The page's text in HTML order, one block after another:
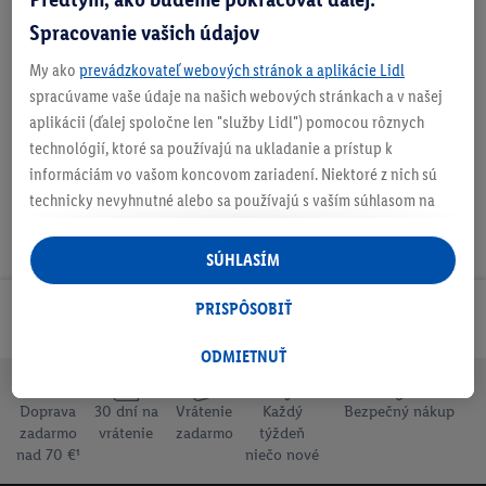
O produkte
Odoberaj Newsletter!
Doprava
zadarmo
nad 70 €¹
30 dní na
vrátenie
Vrátenie
zadarmo
Každý
týždeň
niečo nové
Bezpečný nákup
Spracovanie vašich údajov
My ako prevádzkovateľ webových stránok a aplikácie Lidl
spracúvame vaše údaje na našich webových stránkach a v našej
aplikácii (ďalej spoločne len "služby Lidl") pomocou rôznych
technológií, ktoré sa používajú na ukladanie a prístup k
informáciám vo vašom koncovom zariadení. Niektoré z nich sú
technicky nevyhnutné alebo sa používajú s vaším súhlasom na
personalizovanú reklamu v rámci služieb Lidl aj mimo nich. Ak
ste účastníkom programu Lidl Plus, na tieto účely sa spracúvajú
aj údaje z vášho nákupného správania v obchode.
následne si vytvoríte účet Lidl Plus alebo sa prihlásite do svojho
tiež vytvoriť špeciálny online identifikátor z e-mailovej adresy,
ktorú tam uvediete, aby sme vás mohli rozpoznať v službách
prevádzkovaných tretími stranami a zobrazovať vám
ODMIETNUŤ
PRISPÔSOBIŤ
SÚHLASÍM